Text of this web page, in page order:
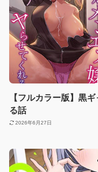
【フルカラー版】黒
る話
2026年6月27日